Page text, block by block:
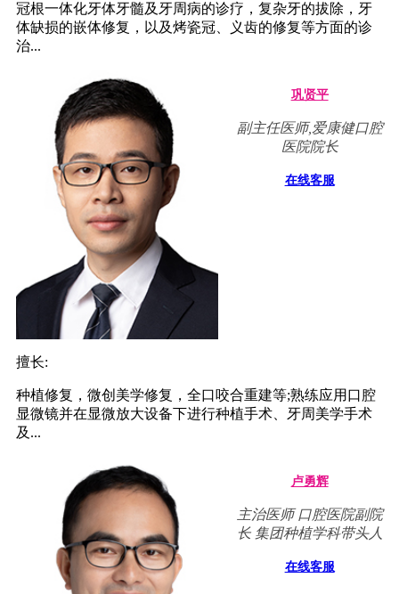
冠根一体化牙体牙髓及牙周病的诊疗，复杂牙的拔除，牙
体缺损的嵌体修复，以及烤瓷冠、义齿的修复等方面的诊
治...
巩贤平
副主任医师,爱康健口腔
医院院长
在线客服
擅长:
种植修复，微创美学修复，全口咬合重建等;熟练应用口腔
显微镜并在显微放大设备下进行种植手术、牙周美学手术
及...
卢勇辉
主治医师 口腔医院副院
长 集团种植学科带头人
在线客服